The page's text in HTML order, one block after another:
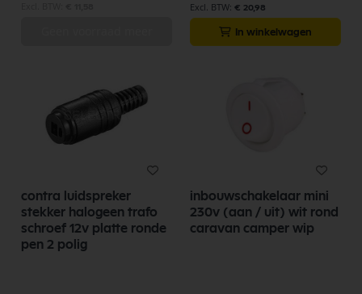
€ 20,98
In winkelwagen
contra luidspreker
stekker halogeen trafo
schroef 12v platte ronde
pen 2 polig
inbouwschakelaar mini
230v (aan / uit) wit rond
caravan camper wip